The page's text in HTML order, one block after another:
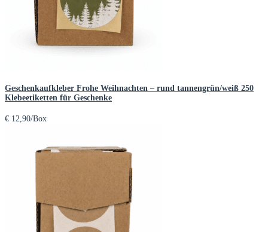
Geschenkaufkleber Frohe Weihnachten – rund tannengrün/weiß 250
Klebeetiketten für Geschenke
€ 12,90/Box